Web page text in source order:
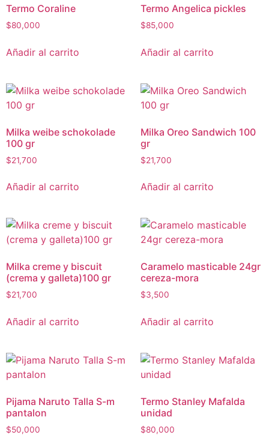
Termo Coraline
$80,000
Añadir al carrito
Termo Angelica pickles
$85,000
Añadir al carrito
Milka weibe schokolade
100 gr
$21,700
Añadir al carrito
Milka Oreo Sandwich 100
gr
$21,700
Añadir al carrito
Milka creme y biscuit
(crema y galleta)100 gr
$21,700
Añadir al carrito
Caramelo masticable 24gr
cereza-mora
$3,500
Añadir al carrito
Pijama Naruto Talla S-m
pantalon
$50,000
Termo Stanley Mafalda
unidad
$80,000